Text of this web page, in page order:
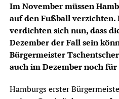
Im November müssen
auf den Fußball verzichten.
verdichten sich nun, dass
Dezember der Fall sein
Bürgermeister
auch im Dezember noch
Hamburgs erster